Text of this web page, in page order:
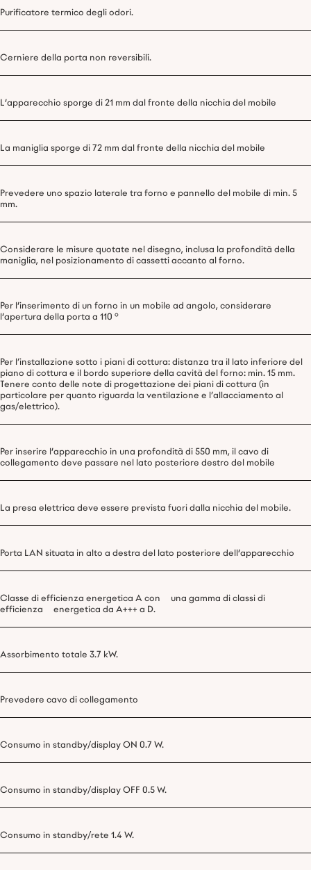
Purificatore termico degli odori.
Cerniere della porta non reversibili.
L'apparecchio sporge di 21 mm dal fronte della nicchia del mobile
La maniglia sporge di 72 mm dal fronte della nicchia del mobile
Prevedere uno spazio laterale tra forno e pannello del mobile di min. 5
mm.
Considerare le misure quotate nel disegno, inclusa la profondità della
maniglia, nel posizionamento di cassetti accanto al forno.
Per l'inserimento di un forno in un mobile ad angolo, considerare
l'apertura della porta a 110 °
Per l’installazione sotto i piani di cottura: distanza tra il lato inferiore del
piano di cottura e il bordo superiore della cavità del forno: min. 15 mm.
Tenere conto delle note di progettazione dei piani di cottura (in
particolare per quanto riguarda la ventilazione e l’allacciamento al
gas/elettrico).
Per inserire l'apparecchio in una profondità di 550 mm, il cavo di
collegamento deve passare nel lato posteriore destro del mobile
La presa elettrica deve essere prevista fuori dalla nicchia del mobile.
Porta LAN situata in alto a destra del lato posteriore dell'apparecchio
Classe di efficienza energetica A con una gamma di classi di
efficienza energetica da A+++ a D.
Assorbimento totale 3.7 kW.
Prevedere cavo di collegamento
Consumo in standby/display ON 0.7 W.
Consumo in standby/display OFF 0.5 W.
Consumo in standby/rete 1.4 W.